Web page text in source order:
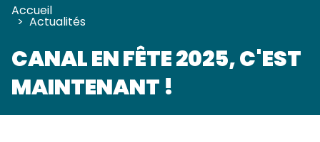
Accueil
> Actualités
CANAL EN FÊTE 2025, C'EST
MAINTENANT !